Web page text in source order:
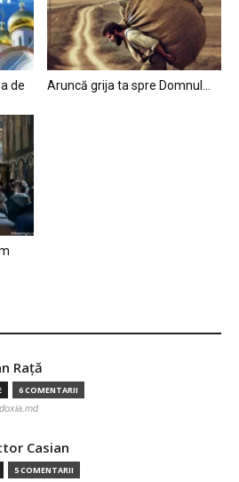
de
Aruncă grija ta spre Domnul…
Raţă
6 COMENTARII
Casian
5 COMENTARII